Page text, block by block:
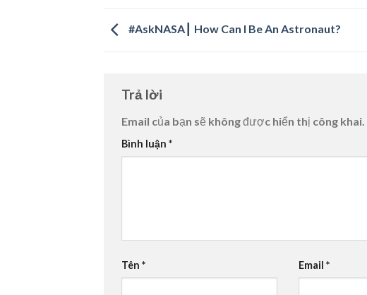
#AskNASA┃ How Can I Be An Astronaut?
Trả lời
Email của bạn sẽ không được hiển thị công khai.
Bình luận *
Tên * Email *